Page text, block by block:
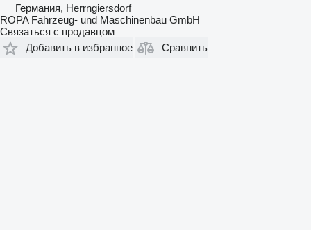
Германия, Herrngiersdorf
ROPA Fahrzeug- und Maschinenbau GmbH
Связаться с продавцом
Добавить в избранное
Сравнить